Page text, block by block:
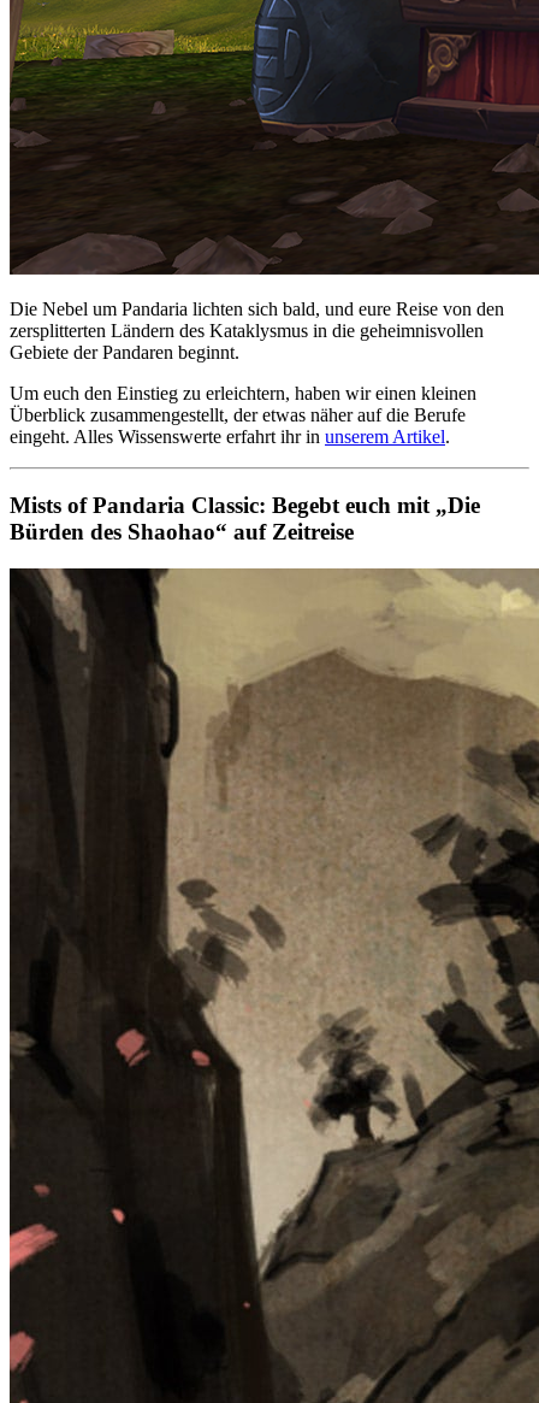
Die Nebel um Pandaria lichten sich bald, und eure Reise von den
zersplitterten Ländern des Kataklysmus in die geheimnisvollen
Gebiete der Pandaren beginnt.
Um euch den Einstieg zu erleichtern, haben wir einen kleinen
Überblick zusammengestellt, der etwas näher auf die Berufe
eingeht. Alles Wissenswerte erfahrt ihr in unserem Artikel.
Mists of Pandaria Classic: Begebt euch mit „Die
Bürden des Shaohao“ auf Zeitreise